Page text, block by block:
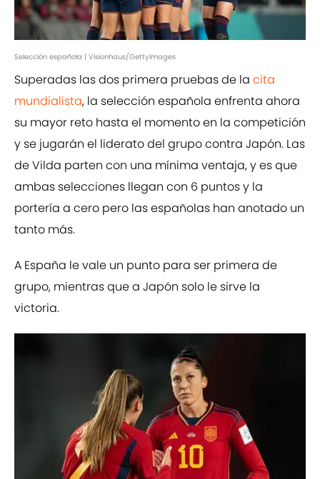
Selección española | Visionhaus/GettyImages
Superadas las dos primera pruebas de la cita
mundialista, la selección española enfrenta ahora
su mayor reto hasta el momento en la competición
y se jugarán el liderato del grupo contra Japón. Las
de Vilda parten con una mínima ventaja, y es que
ambas selecciones llegan con 6 puntos y la
portería a cero pero las españolas han anotado un
tanto más.
A España le vale un punto para ser primera de
grupo, mientras que a Japón solo le sirve la
victoria.